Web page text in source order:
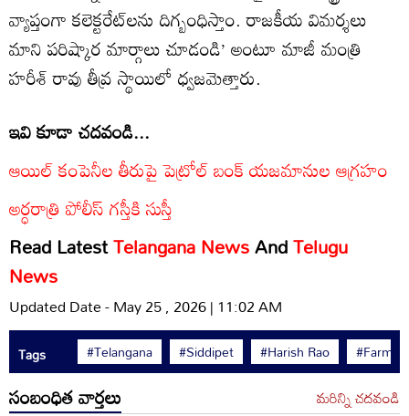
వ్యాప్తంగా కలెక్టరేట్‌లను దిగ్బంధిస్తాం. రాజకీయ విమర్శలు
మాని పరిష్కార మార్గాలు చూడండి’ అంటూ మాజీ మంత్రి
హరీశ్ రావు తీవ్ర స్థాయిలో ధ్వజమెత్తారు.
ఇవి కూడా చదవండి...
ఆయిల్ కంపెనీల తీరుపై పెట్రోల్ బంక్ యజమానుల ఆగ్రహం
అర్ధరాత్రి పోలీస్ గస్తీకి సుస్తీ
Read LatestTelangana NewsAndTelugu
News
Updated Date - May 25 , 2026 | 11:02 AM
Tags #Telangana #Siddipet #Harish Rao
సంబంధిత వార్తలు మరిన్ని చదవండి